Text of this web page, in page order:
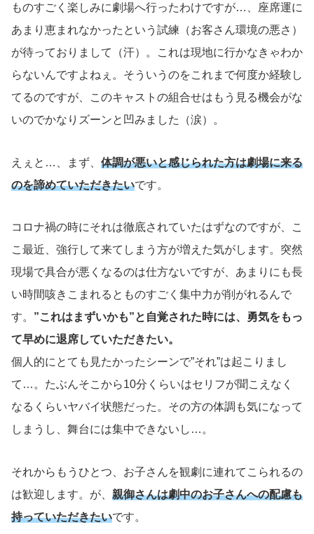
ものすごく楽しみに劇場へ行ったわけですが…、座席運に
あまり恵まれなかったという試練（お客さん環境の悪さ）
が待っておりまして（汗）。これは現地に行かなきゃわか
らないんですよねぇ。そういうのをこれまで何度か経験し
てるのですが、このキャストの組合せはもう見る機会がな
いのでかなりズーンと凹みました（涙）。
えぇと…、まず、 体調が悪いと感じられた方は劇場に来る
のを諦めていただきたいです。
コロナ禍の時にそれは徹底されていたはずなのですが、こ
こ最近、強行して来てしまう方が増えた気がします。突然
現場で具合が悪くなるのは仕方ないですが、あまりにも長
い時間咳きこまれるとものすごく集中力が削がれるんで
す。 ”これはまずいかも”と自覚された時には、勇気をもっ
て早めに退席していただきたい。
個人的にとても見たかったシーンで”それ”は起こりまし
て…。たぶんそこから10分くらいはセリフが聞こえなく
なるくらいヤバイ状態だった。その方の体調も気になって
しまうし、舞台には集中できないし…。
それからもうひとつ、お子さんを観劇に連れてこられるの
は歓迎します。が、 親御さんは劇中のお子さんへの配慮も
持っていただきたいです。